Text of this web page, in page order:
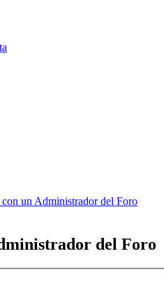
con un Administrador del Foro
del Foro